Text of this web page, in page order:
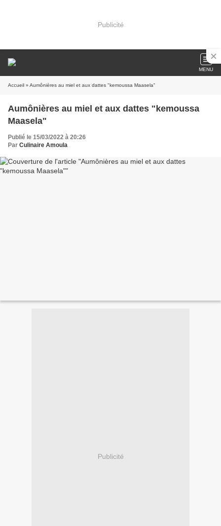
Publicité
MENU
Accueil » Aumônières au miel et aux dattes "kemoussa Maasela"
Aumônières au miel et aux dattes "kemoussa
Maasela"
Publié le 15/03/2022 à 20:26
Par Culinaire Amoula
Publicité